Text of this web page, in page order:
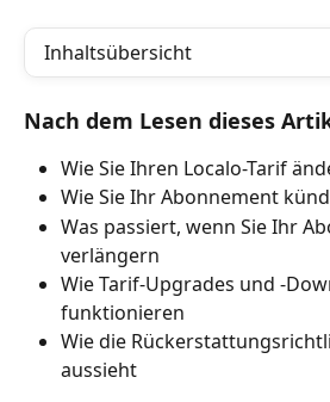
Inhaltsübersicht
Nach dem Lesen dieses
Wie Sie Ihren Localo-Tarif
Wie Sie Ihr Abonnement
Was passiert, wenn Sie Ihr
verlängern
Wie Tarif-Upgrades und -
funktionieren
Wie die
aussieht